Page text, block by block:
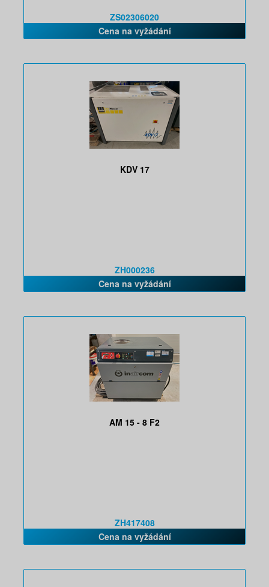
ZS02306020
Cena na vyžádání
KDV 17
ZH000236
Cena na vyžádání
AM 15 - 8 F2
ZH417408
Cena na vyžádání